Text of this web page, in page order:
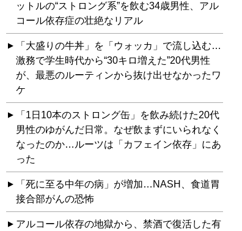
ットルの“ストロング系”を飲む34歳男性、アル
コール依存症の壮絶なリアル
「大盛りの牛丼」を「ウォッカ」で流し込む…
激務で学生時代から“30キロ増えた”20代男性
が、最悪のルーティンから抜け出せなかったワ
ケ
「1日10本のストロング缶」を飲み続けた20代
男性のゆがんだ日常。なぜ飲まずにいられなく
なったのか…ルーツは「カフェイン依存」にあ
った
「死に至る中年の病」が増加…NASH、食道胃
接合部がんの恐怖
アルコール依存の地獄から、禁酒で復活した有